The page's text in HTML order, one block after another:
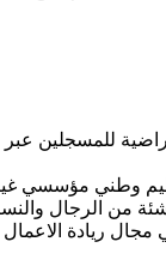
للمسجلين
وطني مؤسسي
من الرجال
ريادة الاعمال